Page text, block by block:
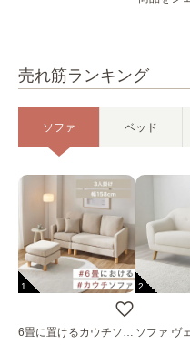
売れ筋ランキング
ソファ ベッド
1
6畳に置けるカウチソフ
2
ソファ ヴ